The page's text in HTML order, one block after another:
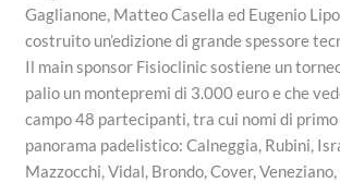
Gaglianone, Matteo Casella ed Eugenio
costruito un’edizione di grande spessore
Il main sponsor Fisioclinic sostiene un
palio un montepremi di 3.000 euro e che
campo 48 partecipanti, tra cui nomi di primo
panorama padelistico: Calneggia, Rubini,
Mazzocchi, Vidal, Brondo, Cover,